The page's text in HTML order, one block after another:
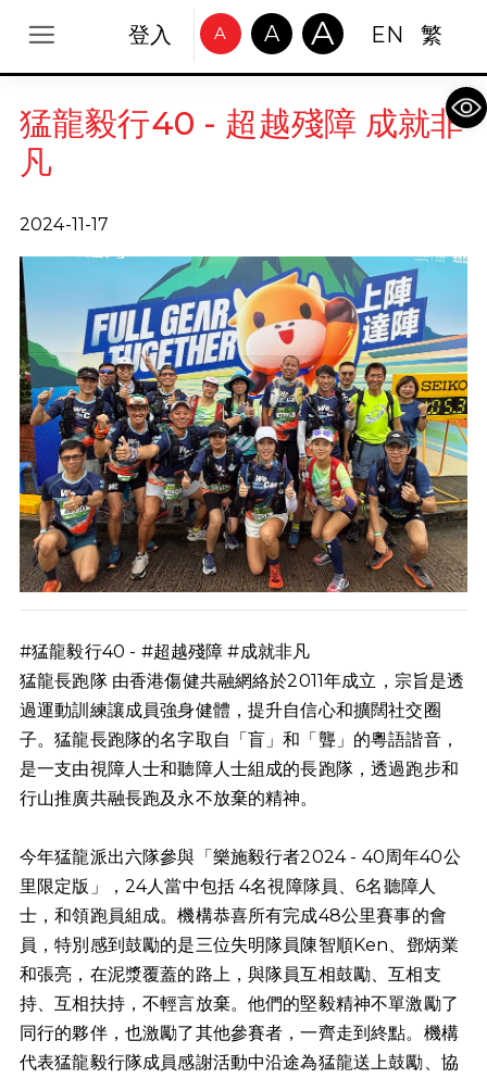
登入 A A A EN 繁
猛龍毅行40 - 超越殘障 成就非
凡
2024-11-17
#猛龍毅行40 - #超越殘障 #成就非凡
猛龍長跑隊由香港傷健共融網絡於2011年成立，宗旨是透
過運動訓練讓成員強身健體，提升自信心和擴闊社交圈
子。猛龍長跑隊的名字取自「盲」和「聾」的粵語諧音，
是一支由視障人士和聽障人士組成的長跑隊，透過跑步和
行山推廣共融長跑及永不放棄的精神。
今年猛龍派出六隊參與「樂施毅行者2024 - 40周年40公
里限定版」，24人當中包括 4名視障隊員、6名聽障人
士，和領跑員組成。機構恭喜所有完成48公里賽事的會
員，特別感到鼓勵的是三位失明隊員陳智順Ken、鄧炳業
和張亮，在泥漿覆蓋的路上，與隊員互相鼓勵、互相支
持、互相扶持，不輕言放棄。他們的堅毅精神不單激勵了
同行的夥伴，也激勵了其他參賽者，一齊走到終點。機構
代表猛龍毅行隊成員感謝活動中沿途為猛龍送上鼓勵、協